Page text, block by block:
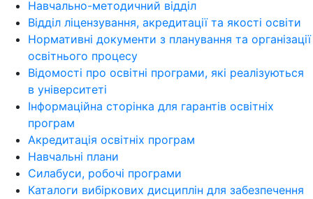
Навчально-методичний відділ
Відділ ліцензування, акредитації та якості освіти
Нормативні документи з планування та організації
освітнього процесу
Відомості про освітні програми, які реалізуються
в університеті
Інформаційна сторінка для гарантів освітніх
програм
Акредитація освітніх програм
Навчальні плани
Силабуси, робочі програми
Каталоги вибіркових дисциплін для забезпечення